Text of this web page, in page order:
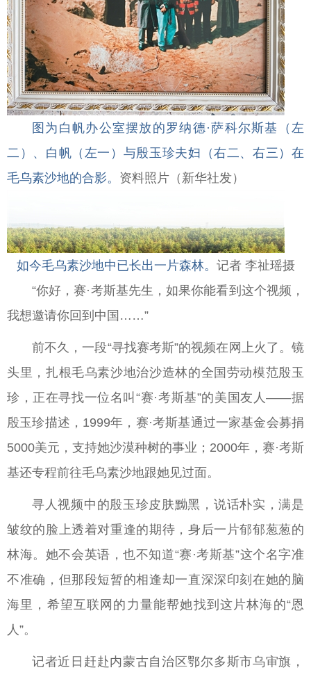
图为白帆办公室摆放的罗纳德·萨科尔斯基（左
二）、白帆（左一）与殷玉珍夫妇（右二、右三）在
毛乌素沙地的合影。 资料照片（新华社发）
如今毛乌素沙地中已长出一片森林。 记者 李祉瑶摄
“你好，赛·考斯基先生，如果你能看到这个视频，
我想邀请你回到中国……”
前不久，一段“寻找赛考斯”的视频在网上火了。镜
头里，扎根毛乌素沙地治沙造林的全国劳动模范殷玉
珍，正在寻找一位名叫“赛·考斯基”的美国友人——据
殷玉珍描述，1999年，赛·考斯基通过一家基金会募捐
5000美元，支持她沙漠种树的事业；2000年，赛·考斯
基还专程前往毛乌素沙地跟她见过面。
寻人视频中的殷玉珍皮肤黝黑，说话朴实，满是
皱纹的脸上透着对重逢的期待，身后一片郁郁葱葱的
林海。她不会英语，也不知道“赛·考斯基”这个名字准
不准确，但那段短暂的相逢却一直深深印刻在她的脑
海里，希望互联网的力量能帮她找到这片林海的“恩
人”。
记者近日赶赴内蒙古自治区鄂尔多斯市乌审旗，